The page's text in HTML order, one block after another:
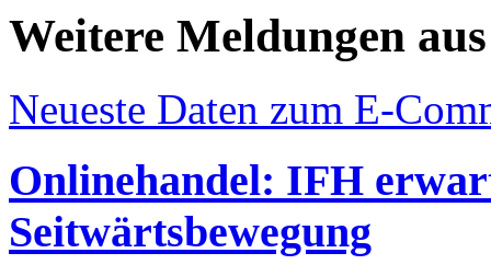
Weitere Meldungen
Neueste Daten zum E-
Onlinehandel: IFH
Seitwärtsbewegung